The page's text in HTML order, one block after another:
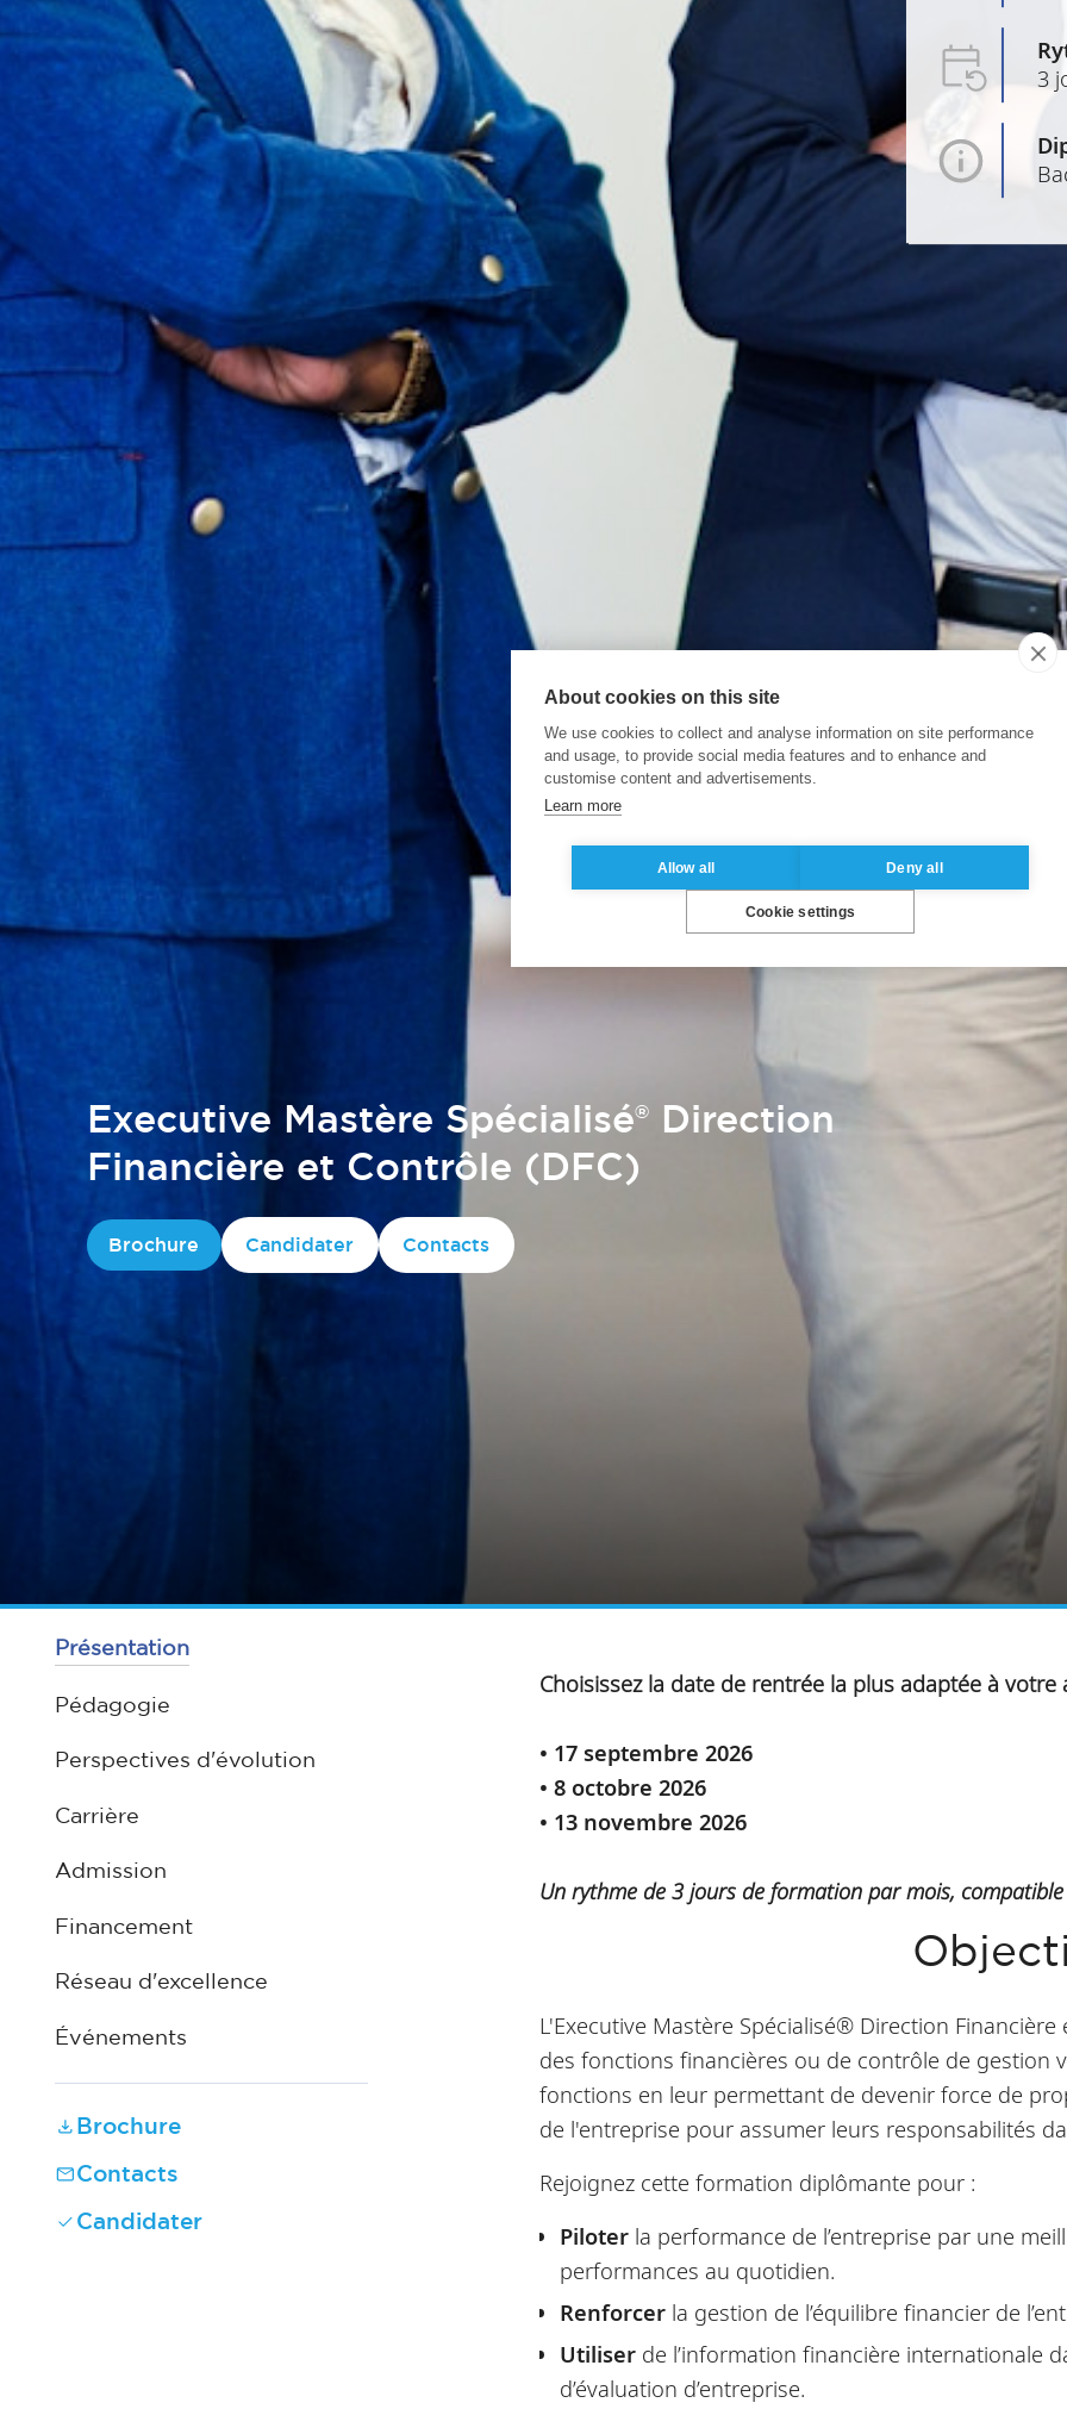
Executive Mastère Spécialisé® Direction
Financière et Contrôle (DFC)
Brochure Candidater Contacts
3
Présentation
Pédagogie
Perspectives d'évolution
Carrière
Admission
Financement
Réseau d'excellence
Événements
Brochure
Contacts
Candidater
Choisissez la date de rentrée la plus adaptée à
• 17 septembre 2026
• 8 octobre 2026
• 13 novembre 2026
Un rythme de 3 jours de formation par mois,
L'Executive Mastère Spécialisé® Direction
des fonctions financières ou de contrôle de gestion
fonctions en leur permettant de devenir force de
de l'entreprise pour assumer leurs responsabilités
Rejoignez cette formation diplômante pour :
Piloter la performance de l’entreprise par une
performances au quotidien.
Renforcer la gestion de l’équilibre financier de
Utiliser de l’information financière internationale
d’évaluation d’entreprise.
About cookies on this site
We use cookies to collect and analyse information on site performance
and usage, to provide social media features and to enhance and
customise content and advertisements.
Learn more
Allow all Deny all
Cookie settings